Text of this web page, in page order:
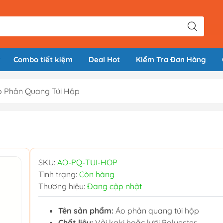
Combo tiết kiệm Deal Hot Kiểm Tra Đơn Hàng
Phản Quang Túi Hộp
SKU: AO-PQ-TUI-HOP
Tình trạng: Còn hàng
Thương hiệu: Đang cập nhật
Tên sản phẩm: Áo phản quang túi hộp